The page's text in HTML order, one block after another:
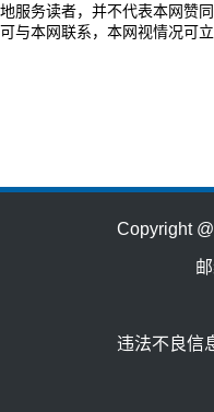
服务读者，并不代表本网赞
与本网联系，本网视情况可
Copyright
违法不良信